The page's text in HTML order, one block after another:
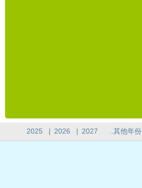
2025 | 2026 | 2027 ..其他年份